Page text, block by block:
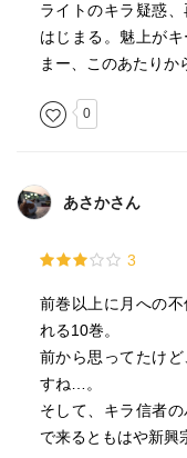
ライトのキラ疑惑
はじまる。魅上が
まー、このあたりか
0
あさかさん
3
前巻以上に月への
れる10巻。
前から思ってたけ
すね…。
そして、キラ信者
で来るともはや新興